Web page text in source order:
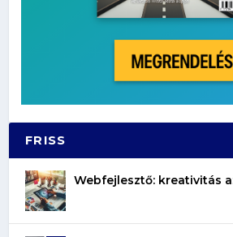
FRISS
Webfejlesztő: kreativitás